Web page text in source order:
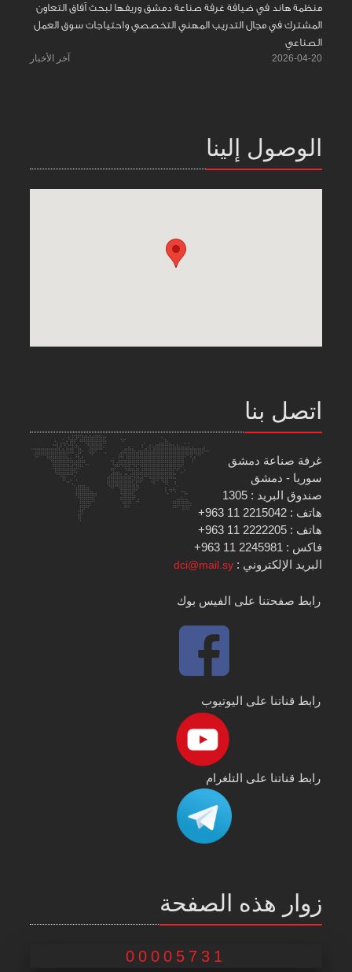
منظمة هاند في ضيافة غرفة صناعة دمشق وريفها لبحث آفاق التعاون
المشترك في مجال التدريب المهني التخصصي واحتياجات سوق العمل
الصناعي
2026-04-20 آخر الأخبار
الوصول إلينا
اتصل بنا
غرفة صناعة دمشق
سوريا - دمشق
صندوق البريد : 1305
هاتف : 2215042 11 963+
هاتف : 2222205 11 963+
فاكس : 2245981 11 963+
البريد الإلكتروني :dci@mail.sy
رابط صفحتنا على الفيس بوك
رابط قناتنا على اليوتيوب
رابط قناتنا على التلغرام
زوار هذه الصفحة
00005731